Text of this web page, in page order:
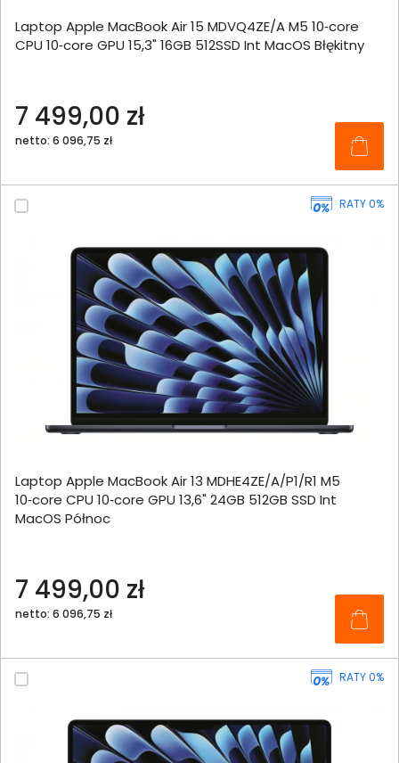
Laptop Apple MacBook Air 15 MDVQ4ZE/A M5 10‑core
CPU 10‑core GPU 15,3" 16GB 512SSD Int MacOS Błękitny
7 499,00 zł
netto: 6 096,75 zł
RATY 0%
Laptop Apple MacBook Air 13 MDHE4ZE/A/P1/R1 M5
10‑core CPU 10‑core GPU 13,6" 24GB 512GB SSD Int
MacOS Północ
7 499,00 zł
netto: 6 096,75 zł
RATY 0%